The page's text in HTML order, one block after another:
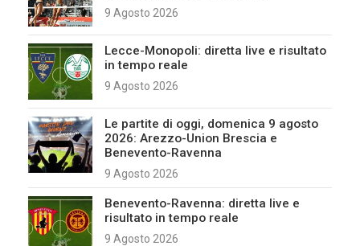
9 Agosto 2026
Lecce-Monopoli: diretta live e risultato
in tempo reale
9 Agosto 2026
Le partite di oggi, domenica 9 agosto
2026: Arezzo-Union Brescia e
Benevento-Ravenna
9 Agosto 2026
Benevento-Ravenna: diretta live e
risultato in tempo reale
9 Agosto 2026